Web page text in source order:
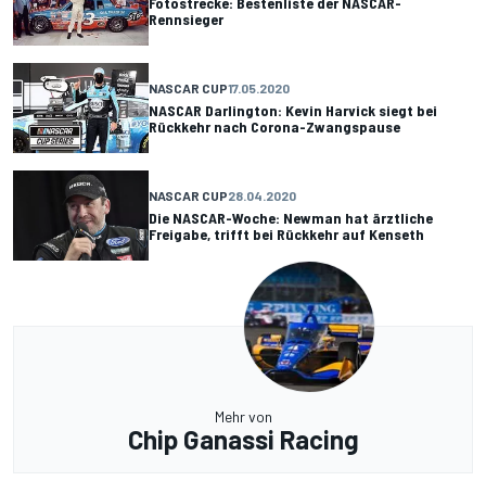
Rennsieger
NASCAR CUP17.05.2020
NASCAR Darlington: Kevin Harvick siegt bei
Rückkehr nach Corona-Zwangspause
NASCAR CUP28.04.2020
Die NASCAR-Woche: Newman hat ärztliche
Freigabe, trifft bei Rückkehr auf Kenseth
Mehr von
Chip Ganassi Racing